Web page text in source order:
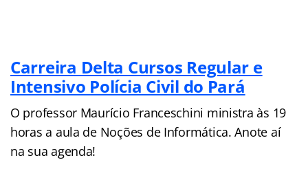
Carreira Delta Cursos Regular e
Intensivo Polícia Civil do Pará
O professor Maurício Franceschini ministra às 19
horas a aula de Noções de Informática. Anote aí
na sua agenda!